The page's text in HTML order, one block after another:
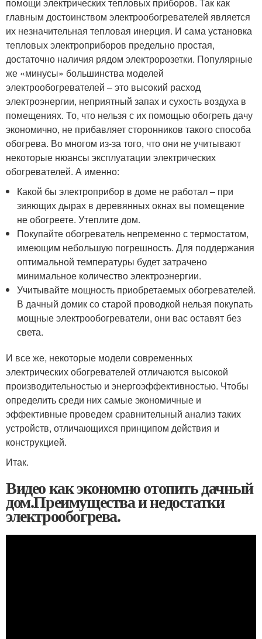
главным достоинством электрообогревателей является
их незначительная тепловая инерция. И сама установка
тепловых электроприборов предельно простая,
достаточно наличия рядом электророзетки. Популярные
же «минусы» большинства моделей
электрообогревателей – это высокий расход
электроэнергии, неприятный запах и сухость воздуха в
помещениях. То, что нельзя с их помощью обогреть дачу
экономично, не прибавляет сторонников такого способа
обогрева. Во многом из-за того, что они не учитывают
некоторые нюансы эксплуатации электрических
обогревателей. А именно:
Какой бы электроприбор в доме не работал – при
зияющих дырах в деревянных окнах вы помещение
не обогреете. Утеплите дом.
Покупайте обогреватель непременно с термостатом,
имеющим небольшую погрешность. Для поддержания
оптимальной температуры будет затрачено
минимальное количество электроэнергии.
Учитывайте мощность приобретаемых обогревателей.
В дачный домик со старой проводкой нельзя покупать
мощные электрообогреватели, они вас оставят без
света.
И все же, некоторые модели современных
электрических обогревателей отличаются высокой
производительностью и энергоэффективностью. Чтобы
определить среди них самые экономичные и
эффективные проведем сравнительный анализ таких
устройств, отличающихся принципом действия и
конструкцией.
Итак.
Видео как экономно отопить дачный
дом.Преимущества и недостатки
электрообогрева.